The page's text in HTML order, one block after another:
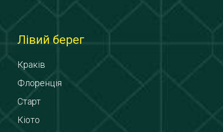
Лівий берег
Краків
Флоренція
Старт
Кіото